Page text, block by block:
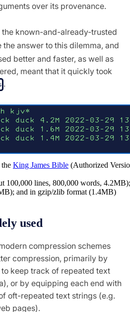
over its provenance.
the known-and-already-trusted
answer to this dilemma, and
better and faster, as well as
meant that it quickly took
.
King James Bible (Authorized
100,000 lines, 800,000 words,
and in gzip/zlib format (1.4MB)
used
compression schemes
compression, primarily by
keep track of repeated text
or by equipping each end with
oft-repeated text strings (e.g.
pages).